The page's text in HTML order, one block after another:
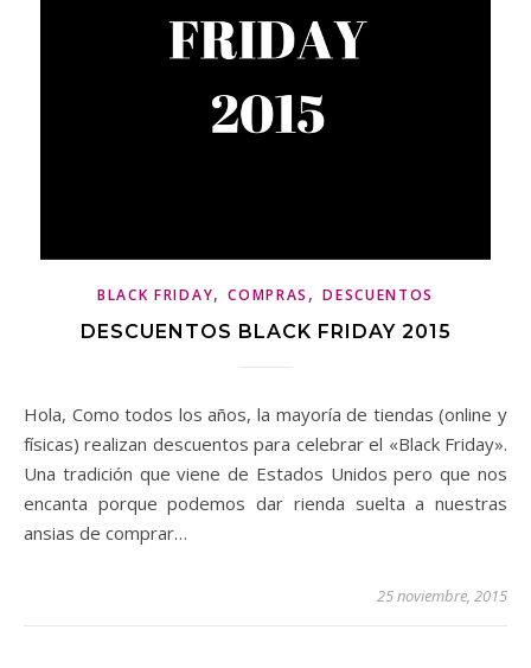
BLACK FRIDAY,COMPRAS ,DESCUENTOS
DESCUENTOS BLACK FRIDAY 2015
Hola, Como todos los años, la mayoría de tiendas (online y
físicas) realizan descuentos para celebrar el «Black Friday».
Una tradición que viene de Estados Unidos pero que nos
encanta porque podemos dar rienda suelta a nuestras
ansias de comprar…
25 noviembre, 2015